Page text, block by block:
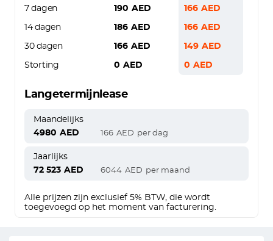
7 dagen 190 AED 166 AED
14 dagen 186 AED 166 AED
30 dagen 166 AED 149 AED
Storting 0 AED 0 AED
Langetermijnlease
Maandelijks
4980 AED 166 AED per dag
Jaarlijks
72 523 AED 6044 AED per maand
Alle prijzen zijn exclusief 5% BTW, die wordt
toegevoegd op het moment van facturering.